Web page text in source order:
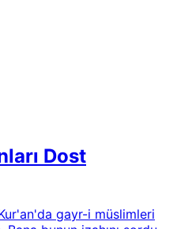
Dost
gayr-i müslimleri